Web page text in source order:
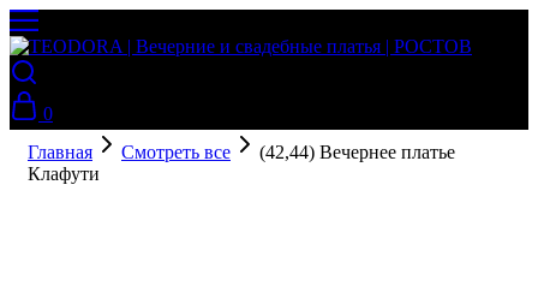
0
Главная
Смотреть все
(42,44) Вечернее платье
Клафути